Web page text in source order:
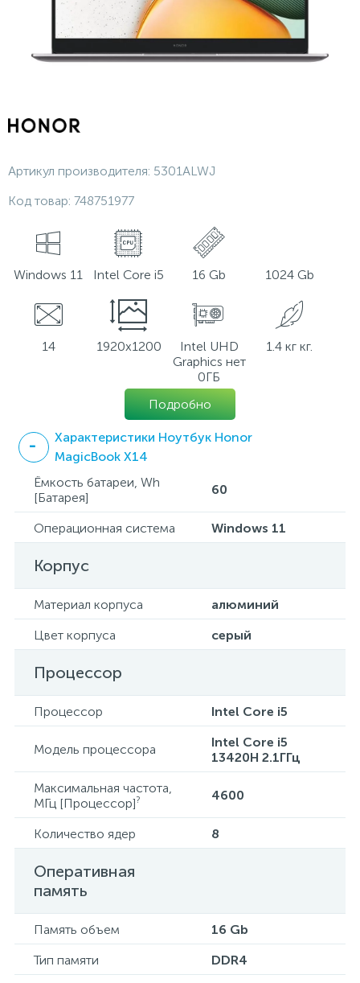
Артикул производителя: 5301ALWJ
Код товар: 748751977
Windows 11 Intel Core i5 16 Gb 1024 Gb
14 1920x1200
Intel UHD
Graphics нет
0ГБ
1.4 кг кг.
Подробно
Характеристики Ноутбук Honor
MagicBook X14
Ёмкость батареи, Wh
[Батарея]
60
Операционная система Windows 11
Корпус
Материал корпуса
алюминий
Цвет корпуса
серый
Процессор
Процессор Intel Core i5
Модель процессора
Intel Core i5
13420H 2.1ГГц
Максимальная частота,
МГц [Процессор]? 4600
Количество ядер 8
Оперативная
память
Память объем
16 Gb
Тип памяти
DDR4